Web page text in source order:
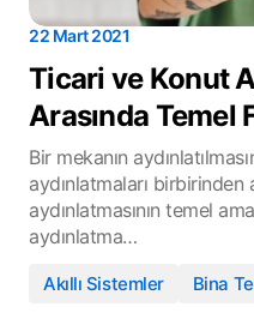
22 Mart 2021
Ticari ve Konut
Arasında Temel
Bir mekanın
aydınlatmaları birbirinden
aydınlatmasının temel
aydınlatma…
Akıllı Sistemler Bina